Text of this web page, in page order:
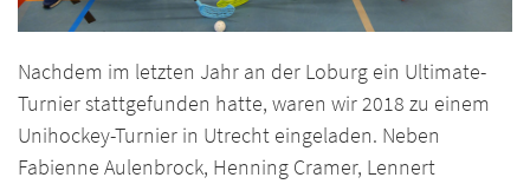
Nachdem im letzten Jahr an der Loburg ein Ultimate-
Turnier stattgefunden hatte, waren wir 2018 zu einem
Unihockey-Turnier in Utrecht eingeladen. Neben
Fabienne Aulenbrock, Henning Cramer, Lennert